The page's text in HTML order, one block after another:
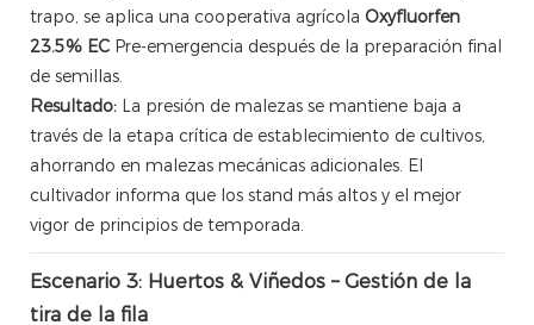
trapo, se aplica una cooperativa agrícola Oxyfluorfen
23.5% EC Pre-emergencia después de la preparación final
de semillas.
Resultado: La presión de malezas se mantiene baja a
través de la etapa crítica de establecimiento de cultivos,
ahorrando en malezas mecánicas adicionales. El
cultivador informa que los stand más altos y el mejor
vigor de principios de temporada.
Escenario 3: Huertos & Viñedos – Gestión de la
tira de la fila